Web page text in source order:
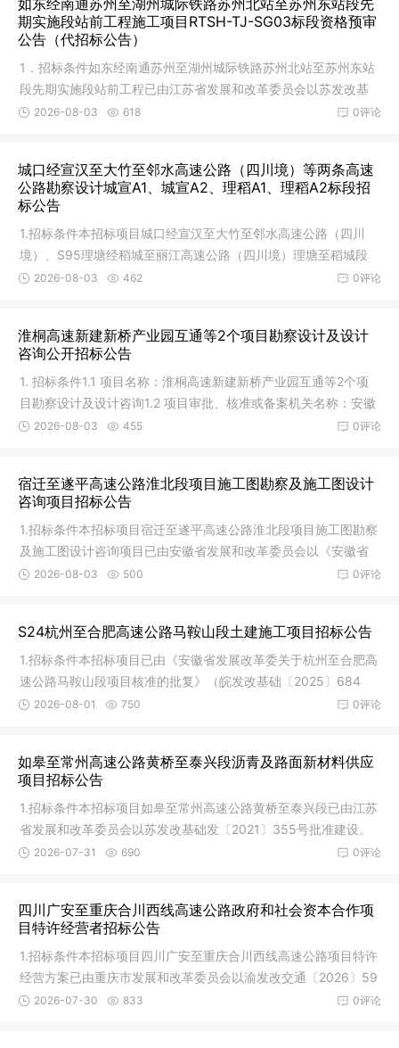
如东经南通苏州至湖州城际铁路苏州北站至苏州东站段先
期实施段站前工程施工项目RTSH-TJ-SG03标段资格预审
公告（代招标公告）
1．招标条件如东经南通苏州至湖州城际铁路苏州北站至苏州东站
段先期实施段站前工程已由江苏省发展和改革委员会以苏发改基
础发[20
0评论
2026-08-03 618
城口经宣汉至大竹至邻水高速公路（四川境）等两条高速
公路勘察设计城宣A1、城宣A2、理稻A1、理稻A2标段招
标公告
1.招标条件本招标项目城口经宣汉至大竹至邻水高速公路（四川
境）、S95理塘经稻城至丽江高速公路（四川境）理塘至稻城段
两条高速
0评论
2026-08-03 462
淮桐高速新建新桥产业园互通等2个项目勘察设计及设计
咨询公开招标公告
1. 招标条件1.1 项目名称：淮桐高速新建新桥产业园互通等2个项
目勘察设计及设计咨询1.2 项目审批、核准或备案机关名称：安徽
省交
0评论
2026-08-03 455
宿迁至遂平高速公路淮北段项目施工图勘察及施工图设计
咨询项目招标公告
1.招标条件本招标项目宿迁至遂平高速公路淮北段项目施工图勘察
及施工图设计咨询项目已由安徽省发展和改革委员会以《安徽省
发展改
0评论
2026-08-03 500
S24杭州至合肥高速公路马鞍山段土建施工项目招标公告
1.招标条件本招标项目已由《安徽省发展改革委关于杭州至合肥高
速公路马鞍山段项目核准的批复》（皖发改基础〔2025〕684
号）核准
0评论
2026-08-01 750
如皋至常州高速公路黄桥至泰兴段沥青及路面新材料供应
项目招标公告
1.招标条件本招标项目如皋至常州高速公路黄桥至泰兴段已由江苏
省发展和改革委员会以苏发改基础发〔2021〕355号批准建设。
建设资
0评论
2026-07-31 690
四川广安至重庆合川西线高速公路政府和社会资本合作项
目特许经营者招标公告
1.招标条件本招标项目四川广安至重庆合川西线高速公路项目特许
经营方案已由重庆市发展和改革委员会以渝发改交通〔2026〕59
3号文
0评论
2026-07-30 833